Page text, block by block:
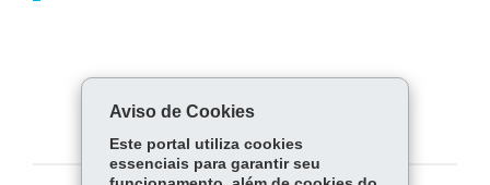
Aviso de Cookies
Este portal utiliza cookies
essenciais para garantir seu